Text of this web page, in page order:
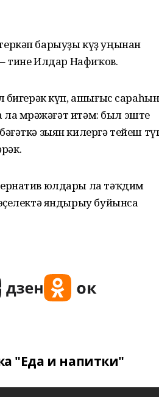
барыуҙы күҙ уңынан
тине Илдар Нафиҡов.
бигерәк күп, ашығыс сараһын
мөрәжәғәт итәм: был эште
зыян килергә тейеш
юлдары ла тәҡдим
яндырыу буйынса
"Еда и напитки"